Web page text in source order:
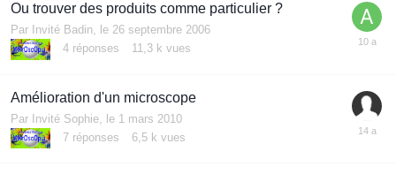
Ou trouver des produits comme particulier ?
Par Invité Badin, le 26 septembre 2006
4 réponses 11,3 k vues
Amélioration d'un microscope
Par Invité Sophie, le 1 mars 2010
7 réponses 6,5 k vues